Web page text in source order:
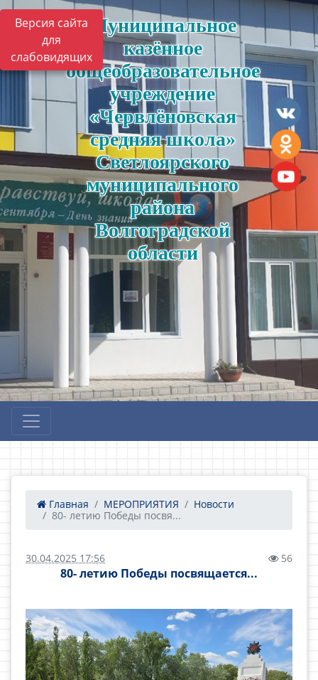
Версия сайта
для
слабовидящих
Муниципальное
казённое
общеобразовательное
учреждение
«Червлёновская
средняя школа»
Светлоярского
муниципального
района
Волгоградской
области
Главная МЕРОПРИЯТИЯ
Новости
80- летию Победы посвя...
30.04.2025 17:56 56
80- летию Победы посвящается...